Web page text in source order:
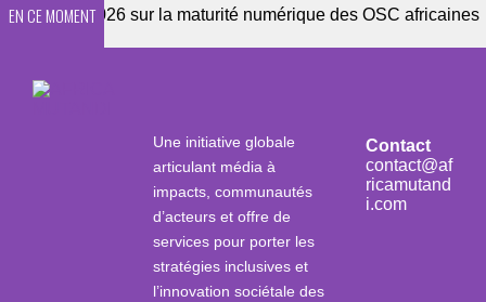
EN CE MOMENT
2026 sur la maturité numérique des OSC africaines
Une initiative globale
articulant média à
impacts, communautés
d’acteurs et offre de
services pour porter les
stratégies inclusives et
l’innovation sociétale des
Contact
contact@af
ricamutand
i.com